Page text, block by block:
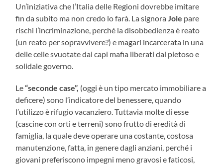
Un’iniziativa che l’Italia delle Regioni dovrebbe imitare
fin da subito ma non credo lo farà. La signoraJole pare
rischi l’incriminazione, perché la disobbedienza è reato
(un reato per sopravvivere?) e magari incarcerata in una
delle celle svuotate dai capi mafia liberati dal pietoso e
solidale governo.
Le“seconde case”, (oggi è un tipo mercato immobiliare a
deficere) sono l’indicatore del benessere, quando
l’utilizzo è rifugio vacanziero. Tuttavia molte di esse
(cascine con orti e terreni) sono frutto di eredità di
famiglia, la quale deve operare una costante, costosa
manutenzione, fatta, in genere dagli anziani, perché i
giovani preferiscono impegni meno gravosi e faticosi,